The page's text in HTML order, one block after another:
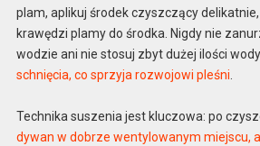
plam, aplikuj środek czyszczący
krawędzi plamy do środka. Nigdy nie
wodzie ani nie stosuj zbyt dużej ilości
schnięcia, co sprzyja rozwojowi pleśni
Technika suszenia jest kluczowa: po
dywan w dobrze wentylowanym miejscu,